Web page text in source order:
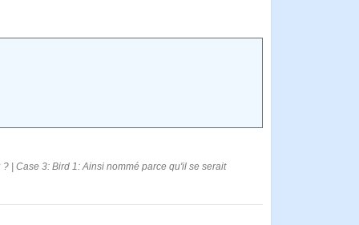
| Case 3: Bird 1: Ainsi nommé parce qu'il se serait